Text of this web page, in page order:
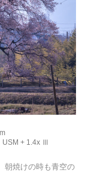
USM + 1.4x Ⅲ
朝焼けの時も青空の